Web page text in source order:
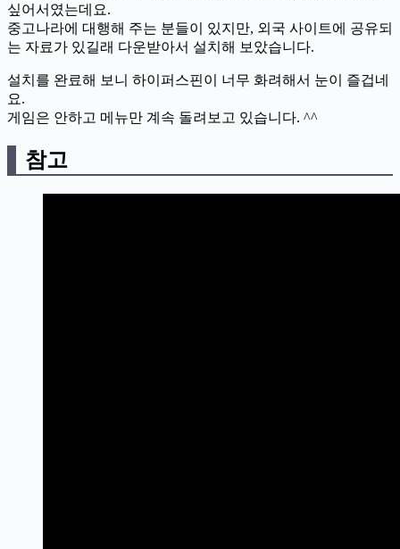
싶어서였는데요.
중고나라에 대행해 주는 분들이 있지만, 외국 사이트에 공유되
는 자료가 있길래 다운받아서 설치해 보았습니다.
설치를 완료해 보니 하이퍼스핀이 너무 화려해서 눈이 즐겁네
요.
게임은 안하고 메뉴만 계속 돌려보고 있습니다. ^^
참고